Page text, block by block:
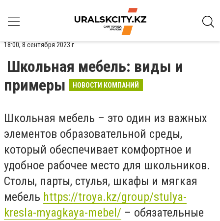
18:00, 8 сентября 2023 г.
Школьная мебель: виды и
примеры
НОВОСТИ КОМПАНИЙ
Школьная мебель – это один из важных
элементов образовательной среды,
который обеспечивает комфортное и
удобное рабочее место для школьников.
Столы, парты, стулья, шкафы и мягкая
мебель https://troya.kz/group/stulya-
kresla-myagkaya-mebel/ – обязательные